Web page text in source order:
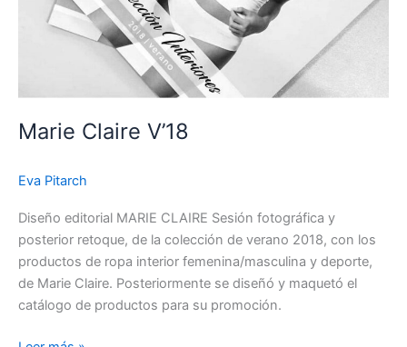
Marie Claire V’18
Eva Pitarch
Diseño editorial MARIE CLAIRE Sesión fotográfica y
posterior retoque, de la colección de verano 2018, con los
productos de ropa interior femenina/masculina y deporte,
de Marie Claire. Posteriormente se diseñó y maquetó el
catálogo de productos para su promoción.